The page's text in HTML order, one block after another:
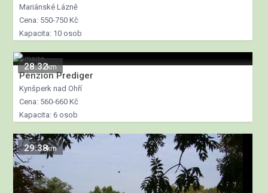
Mariánské Lázně
Cena: 550-750 Kč
Kapacita: 10 osob
28.32km
Penzion Prediger
Kynšperk nad Ohří
Cena: 560-660 Kč
Kapacita: 6 osob
29.38km